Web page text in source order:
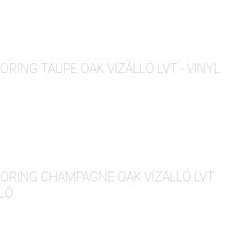
TAUPE OAK VÍZÁLLÓ LVT - VINYL
CHAMPAGNE OAK VÍZÁLLÓ LVT